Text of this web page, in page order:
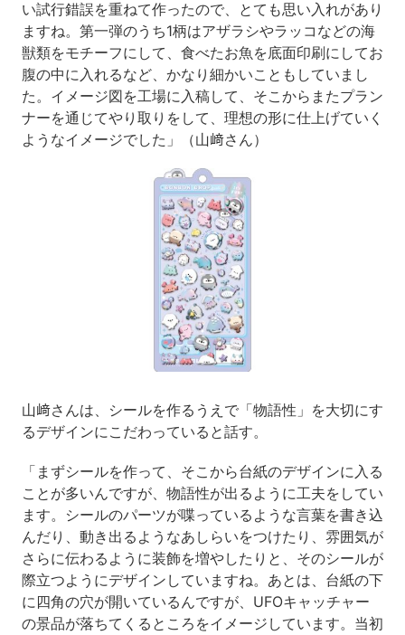
い試行錯誤を重ねて作ったので、とても思い入れがあり
ますね。第一弾のうち1柄はアザラシやラッコなどの海
獣類をモチーフにして、食べたお魚を底面印刷にしてお
腹の中に入れるなど、かなり細かいこともしていまし
た。イメージ図を工場に入稿して、そこからまたプラン
ナーを通じてやり取りをして、理想の形に仕上げていく
ようなイメージでした」（山﨑さん）
山﨑さんは、シールを作るうえで「物語性」を大切にす
るデザインにこだわっていると話す。
「まずシールを作って、そこから台紙のデザインに入る
ことが多いんですが、物語性が出るように工夫をしてい
ます。シールのパーツが喋っているような言葉を書き込
んだり、動き出るようなあしらいをつけたり、雰囲気が
さらに伝わるように装飾を増やしたりと、そのシールが
際立つようにデザインしていますね。あとは、台紙の下
に四角の穴が開いているんですが、UFOキャッチャー
の景品が落ちてくるところをイメージしています。当初